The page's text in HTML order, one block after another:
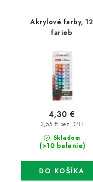
Akrylové farby, 12
farieb
Skladom
(>10 balenie)
3,55 € bez DPH
4,30 €
DO KOŠÍKA